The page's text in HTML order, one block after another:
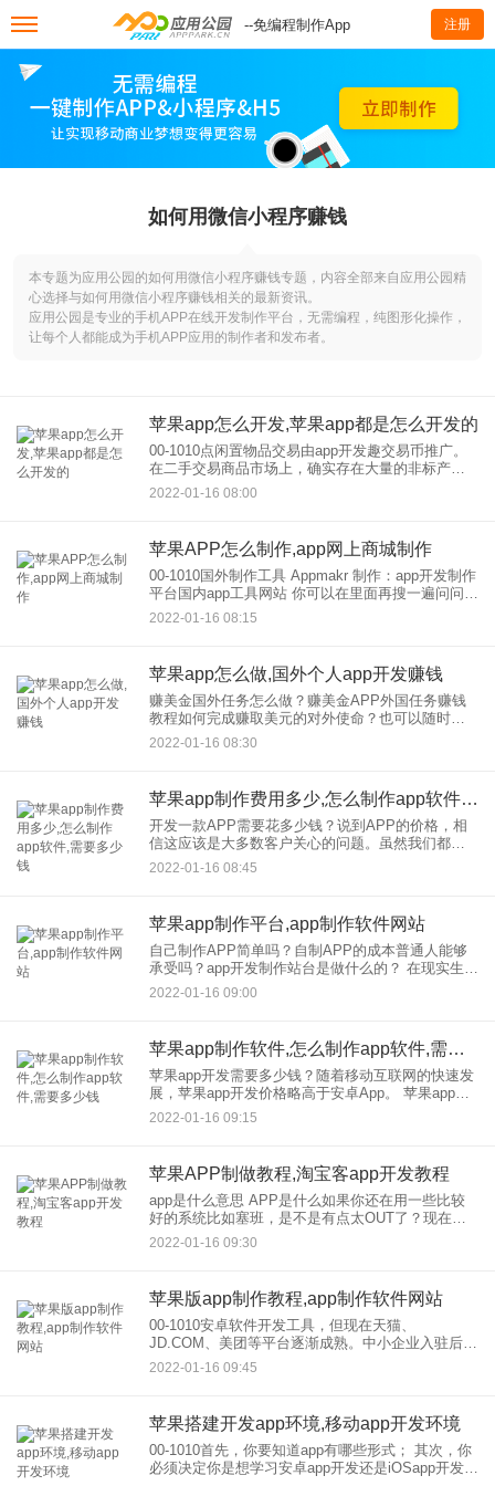
--免编程制作App 注册
如何用微信小程序赚钱
本专题为应用公园的如何用微信小程序赚钱专题，内容全部来自应用公园精
心选择与如何用微信小程序赚钱相关的最新资讯。
应用公园是专业的手机APP在线开发制作平台，无需编程，纯图形化操作，
让每个人都能成为手机APP应用的制作者和发布者。
苹果app怎么开发,苹果app都是怎么开发的
00-1010点闲置物品交易由app开发趣交易币推广。
在二手交易商品市场上，确实存在大量的非标产
品。单一平台很难统一处理回收定价。市场需要更
多的商品模型来探索和释放这个股票市场。闲置商
2022-01-16 08:00
苹果APP怎么制作,app网上商城制作
00-1010国外制作工具 Appmakr 制作：app开发制作
平台国内app工具网站 你可以在里面再搜一遍问问。
都是网上的。自己找。 制作应用？你什么意思？有
点模糊。这是
2022-01-16 08:15
苹果app怎么做,国外个人app开发赚钱
赚美金国外任务怎么做？赚美金APP外国任务赚钱
教程如何完成赚取美元的对外使命？也可以随时随
地飞~ (以美国使团为例) 当我们使用移动网络和wifi
直接接收国外任务时，会弹出以下提示。
2022-01-16 08:30
苹果app制作费用多少,怎么制作app软件,需要多少钱
开发一款APP需要花多少钱？说到APP的价格，相
信这应该是大多数客户关心的问题。虽然我们都认
同“价格永远无法占领市场”、“价格是没问题的”、“价
格",赢了三流企业”这样的理论，但我们仍然无法让
2022-01-16 08:45
苹果app制作平台,app制作软件网站
自己制作APP简单吗？自制APP的成本普通人能够
承受吗？app开发制作站台是做什么的？ 在现实生活
中，很多人不是专业的计算机技术人员，不知道开
发软件。很多人都知道开发App需要专业的技术人
2022-01-16 09:00
苹果app制作软件,怎么制作app软件,需要多少钱
苹果app开发需要多少钱？随着移动互联网的快速发
展，苹果app开发价格略高于安卓App。 苹果app开
发功能要求 关于苹果App开发多少钱，我们需要先
分析功能需求。不同的功能需求需要不同
2022-01-16 09:15
苹果APP制做教程,淘宝客app开发教程
app是什么意思 APP是什么如果你还在用一些比较
好的系统比如塞班，是不是有点太OUT了？现在，
我们对安装应用的要求都很高，经常会问朋友有没
有有用的应用和好玩的应用。你觉得这个应用独特
2022-01-16 09:30
苹果版app制作教程,app制作软件网站
00-1010安卓软件开发工具，但现在天猫、
JD.COM、美团等平台逐渐成熟。中小企业入驻后，
除了支付高昂的费用，外，平台的流量逐渐下降，
积极推广营销的费用，更是有了一个无底洞。
2022-01-16 09:45
苹果搭建开发app环境,移动app开发环境
00-1010首先，你要知道app有哪些形式； 其次，你
必须决定你是想学习安卓app开发还是iOSapp开发